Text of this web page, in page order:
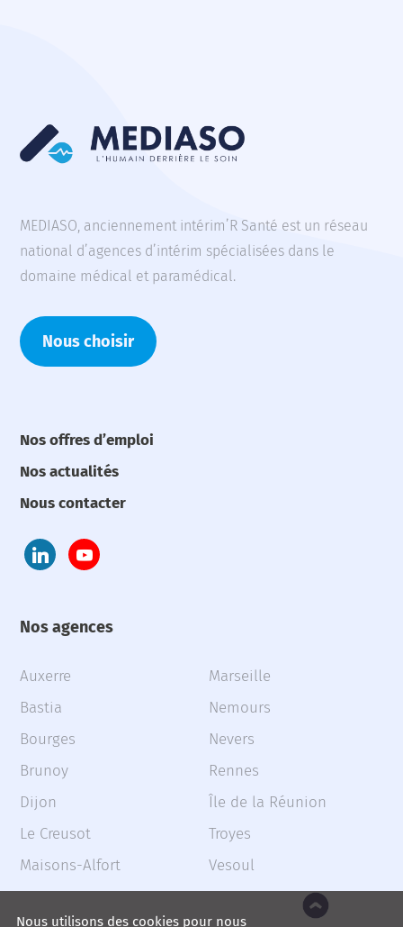
MEDIASO, anciennement intérim’R Santé est un réseau
national d’agences d’intérim spécialisées dans le
domaine médical et paramédical.
Nous choisir
Nos offres d’emploi
Nos actualités
Nous contacter
Nos agences
Auxerre
Bastia
Bourges
Brunoy
Dijon
Le Creusot
Maisons-Alfort
Marseille
Nemours
Nevers
Rennes
Île de la Réunion
Troyes
Vesoul
Nous utilisons des cookies pour nous